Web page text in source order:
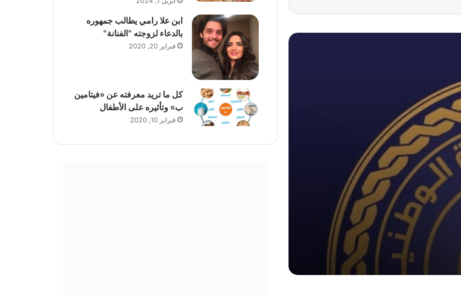
للتحول الرقمي
بشراكة دولية.. انطلاق مشروع السيادة
الغذائية الوطنية بإشراف الجهاز الوطني
للتنمية.
بعثة الأمم المتحدة تحذر من تسييس قطاع
النفط وتدعم حوكمة المؤسسة الوطنية
المنفي وبلقاسم حفتر يؤكدان على ضرورة
إقرار ميزانية موحدة لدعم مشاريع إعادة
خطوة لخفض التكاليف.. المصرف المركزي
ابن علا رامي يطالب جمهوره
بالدعاء لزوجته "الفنانة"
فبراير 20, 2020
كل ما تريد معرفته عن «فيتامين
ب» وتأثيره على الأطفال
فبراير 10, 2020